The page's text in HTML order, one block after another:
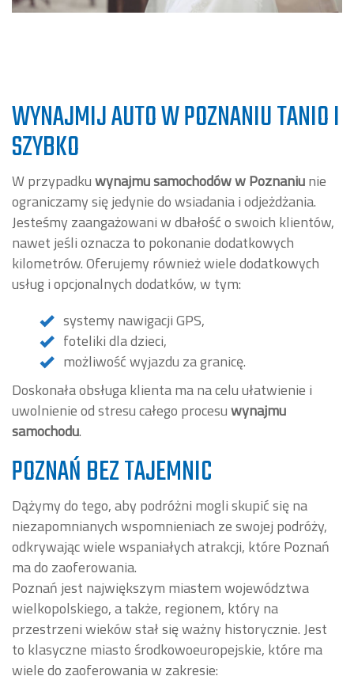
WYNAJMIJ AUTO W POZNANIU TANIO I
SZYBKO
W przypadkuwynajmu samochodów w Poznaniunie
ograniczamy się jedynie do wsiadania i odjeżdżania.
Jesteśmy zaangażowani w dbałość o swoich klientów,
nawet jeśli oznacza to pokonanie dodatkowych
kilometrów. Oferujemy również wiele dodatkowych
usług i opcjonalnych dodatków, w tym:
systemy nawigacji GPS,
foteliki dla dzieci,
możliwość wyjazdu za granicę.
Doskonała obsługa klienta ma na celu ułatwienie i
uwolnienie od stresu całego procesuwynajmu
samochodu.
POZNAŃ BEZ TAJEMNIC
Dążymy do tego, aby podróżni mogli skupić się na
niezapomnianych wspomnieniach ze swojej podróży,
odkrywając wiele wspaniałych atrakcji, które Poznań
ma do zaoferowania.
Poznań jest największym miastem województwa
wielkopolskiego, a także, regionem, który na
przestrzeni wieków stał się ważny historycznie. Jest
to klasyczne miasto środkowoeuropejskie, które ma
wiele do zaoferowania w zakresie: